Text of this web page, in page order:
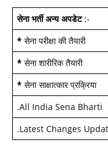
सेना भर्ती अन्य अपडेट:-
* सेना परीक्षा की तैयारी
* सेना शारीरिक तैयारी
* सेना साक्षात्कार प्रक्रिया
.All India Sena Bharti
.Latest Changes